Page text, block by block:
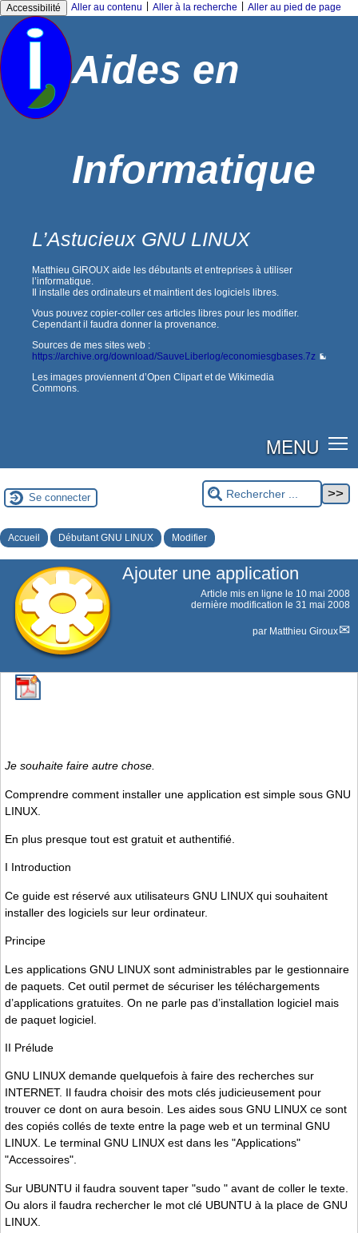
Accessibilité Aller au contenu Aller à la recherche Aller au pied de page
Aides en
Informatique
L’Astucieux GNU LINUX
Matthieu GIROUX aide les débutants et entreprises à utiliser
l’informatique.
Il installe des ordinateurs et maintient des logiciels libres.
Vous pouvez copier-coller ces articles libres pour les modifier.
Cependant il faudra donner la provenance.
Sources de mes sites web :
https://archive.org/download/SauveLiberlog/economiesgbases.7z
Les images proviennent d’Open Clipart et de Wikimedia
Commons.
MENU
Se connecter
Accueil Débutant GNU LINUX Modifier
Ajouter une application
Article mis en ligne le 10 mai 2008
dernière modification le 31 mai 2008
par Matthieu Giroux
Je souhaite faire autre chose.
Comprendre comment installer une application est simple sous GNU
LINUX.
En plus presque tout est gratuit et authentifié.
I Introduction
Ce guide est réservé aux utilisateurs GNU LINUX qui souhaitent
installer des logiciels sur leur ordinateur.
Principe
Les applications GNU LINUX sont administrables par le gestionnaire
de paquets. Cet outil permet de sécuriser les téléchargements
d’applications gratuites. On ne parle pas d’installation logiciel mais
de paquet logiciel.
II Prélude
GNU LINUX demande quelquefois à faire des recherches sur
INTERNET. Il faudra choisir des mots clés judicieusement pour
trouver ce dont on aura besoin. Les aides sous GNU LINUX ce sont
des copiés collés de texte entre la page web et un terminal GNU
LINUX. Le terminal GNU LINUX est dans les "Applications"
"Accessoires".
Sur UBUNTU il faudra souvent taper "sudo " avant de coller le texte.
Ou alors il faudra rechercher le mot clé UBUNTU à la place de GNU
LINUX.